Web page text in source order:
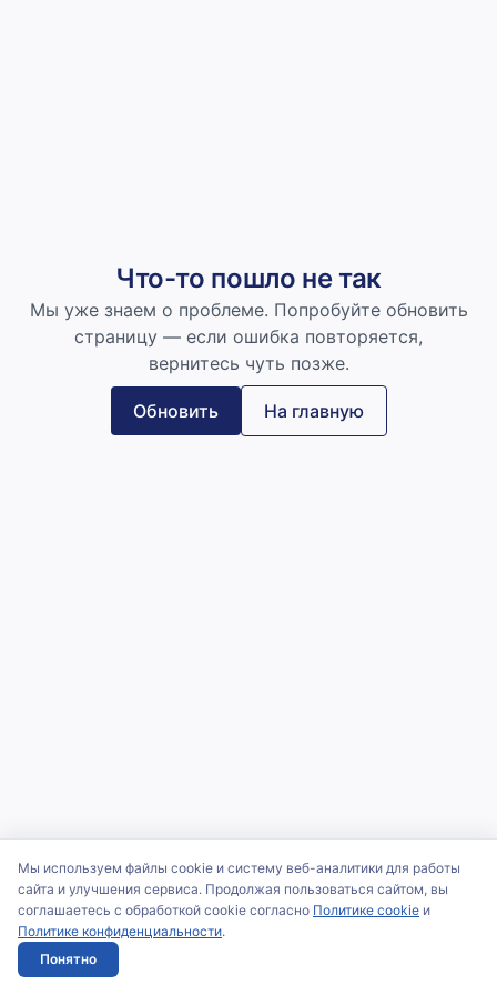
Что-то пошло не так
Мы уже знаем о проблеме. Попробуйте обновить
страницу — если ошибка повторяется,
вернитесь чуть позже.
Обновить На главную
Мы используем файлы cookie и систему веб-аналитики для работы
сайта и улучшения сервиса. Продолжая пользоваться сайтом, вы
соглашаетесь с обработкой cookie согласно Политике cookie и
Политике конфиденциальности.
Понятно